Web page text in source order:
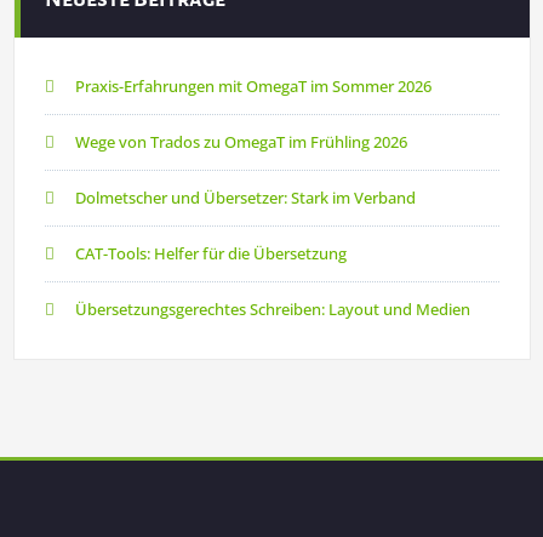
Praxis-Erfahrungen mit OmegaT im Sommer 2026
Wege von Trados zu OmegaT im Frühling 2026
Dolmetscher und Übersetzer: Stark im Verband
CAT-Tools: Helfer für die Übersetzung
Übersetzungsgerechtes Schreiben: Layout und Medien